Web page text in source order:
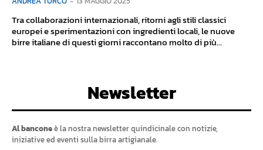
Tra collaborazioni internazionali, ritorni agli stili classici
europei e sperimentazioni con ingredienti locali, le nuove
birre italiane di questi giorni raccontano molto di più...
Newsletter
Al banconeè la nostra newsletter quindicinale con notizie,
iniziative ed eventi sulla birra artigianale.